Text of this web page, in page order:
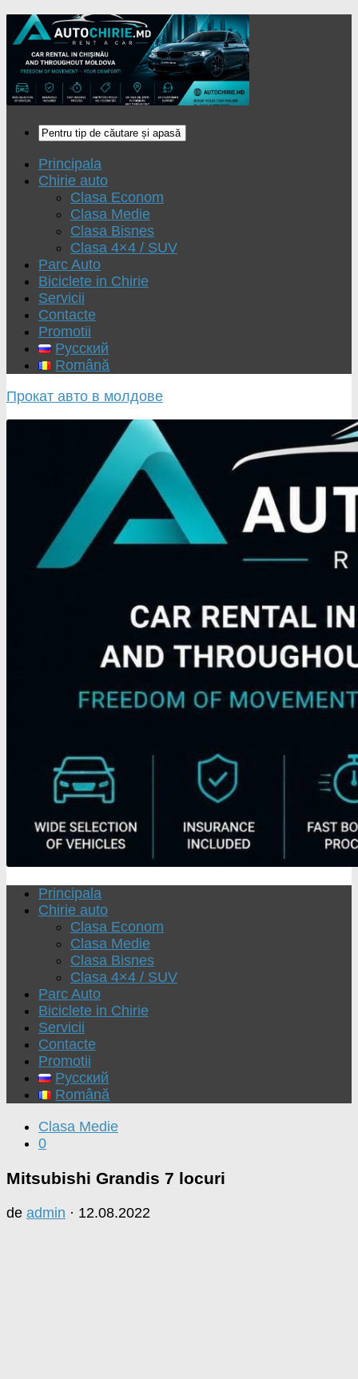
Principala
Chirie auto
Clasa Econom
Clasa Medie
Clasa Bisnes
Clasa 4×4 / SUV
Parc Auto
Biciclete in Chirie
Servicii
Contacte
Promotii
Русский
Română
Прокат авто в молдове
Principala
Chirie auto
Clasa Econom
Clasa Medie
Clasa Bisnes
Clasa 4×4 / SUV
Parc Auto
Biciclete in Chirie
Servicii
Contacte
Promotii
Русский
Română
Clasa Medie
0
Mitsubishi Grandis 7 locuri
de admin · 12.08.2022